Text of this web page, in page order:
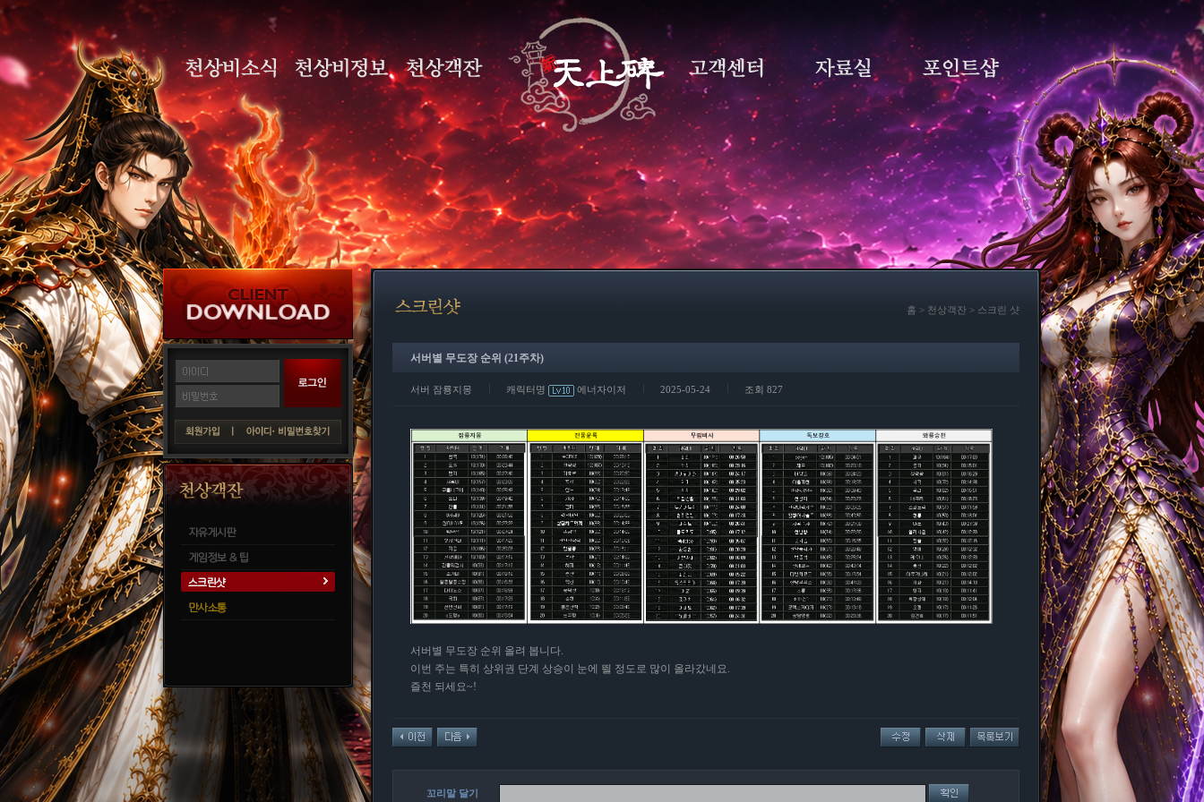
홈 > 천상객잔 > 스크린 샷
서버별 무도장 순위 (21주차)
서버 잠룡지몽 캐릭터명 에너자이저 2025-05-24 조회 827
서버별 무도장 순위 올려 봅니다.
이번 주는 특히 상위권 단계 상승이 눈에 띌 정도로 많이 올라갔네요.
즐천 되세요~!